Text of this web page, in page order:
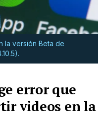
la versión Beta de
error que
videos en la